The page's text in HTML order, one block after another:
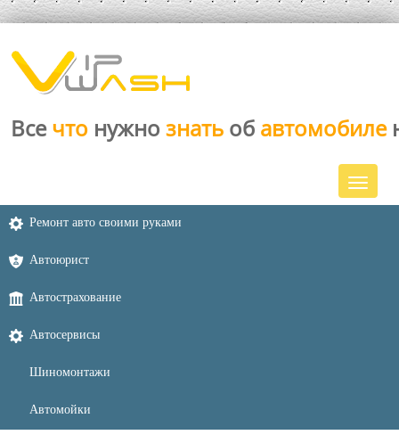
Все что нужно знать об автомобиле
Ремонт авто своими руками
Автоюрист
Автострахование
Автосервисы
Шиномонтажи
Автомойки